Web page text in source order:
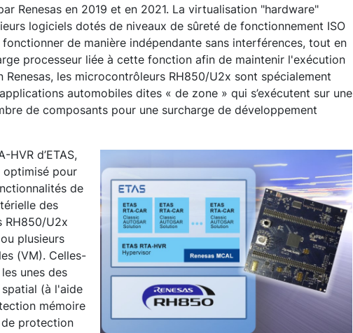
Renesas en 2019 et en 2021. La virtualisation "hardware"
logiciels dotés de niveaux de sûreté de fonctionnement ISO
de manière indépendante sans interférences, tout en
processeur liée à cette fonction afin de maintenir l'exécution
Renesas, les microcontrôleurs RH850/U2x sont spécialement
automobiles dites « de zone » qui s’exécutent sur une
de composants pour une surcharge de développement
HVR d’ETAS,
optimisé pour
de
des
RH850/U2x
plusieurs
(VM). Celles-
unes des
(à l'aide
mémoire
protection